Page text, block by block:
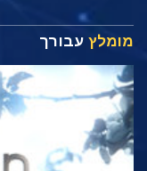
מומלץ עבורך